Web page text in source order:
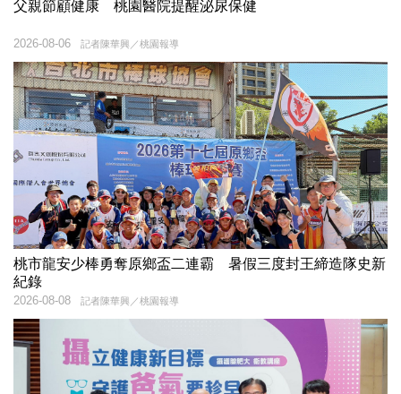
父親節顧健康 桃園醫院提醒泌尿保健
記者陳華興／桃園報導
2026-08-06
桃市龍安少棒勇奪原鄉盃二連霸 暑假三度封王締造隊史新
紀錄
記者陳華興／桃園報導
2026-08-08